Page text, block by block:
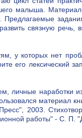
малыша.
связную
у которых нет
его лексический
личные наработки
материал
2003.
работы" - С. П.